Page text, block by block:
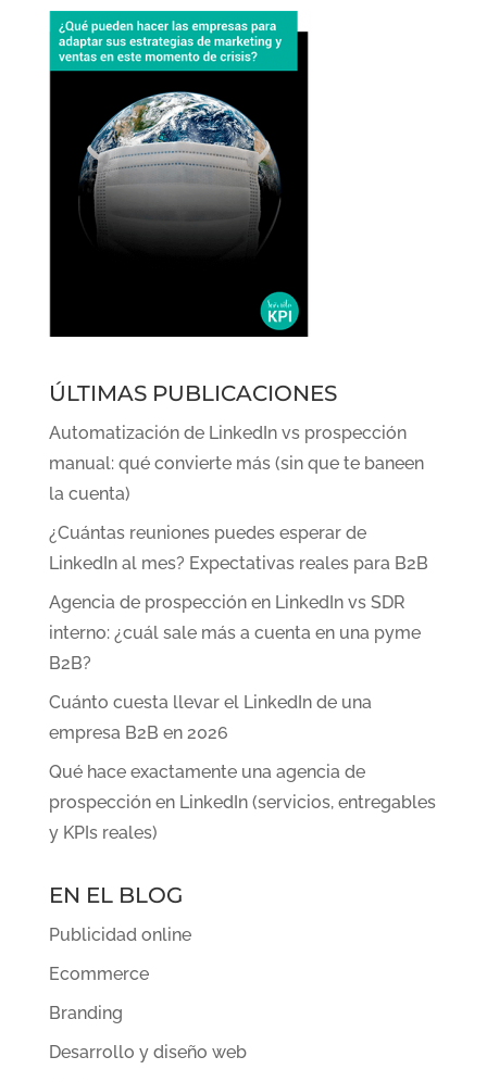
ÚLTIMAS PUBLICACIONES
Automatización de LinkedIn vs prospección
manual: qué convierte más (sin que te baneen
la cuenta)
¿Cuántas reuniones puedes esperar de
LinkedIn al mes? Expectativas reales para B2B
Agencia de prospección en LinkedIn vs SDR
interno: ¿cuál sale más a cuenta en una pyme
B2B?
Cuánto cuesta llevar el LinkedIn de una
empresa B2B en 2026
Qué hace exactamente una agencia de
prospección en LinkedIn (servicios, entregables
y KPIs reales)
EN EL BLOG
Publicidad online
Ecommerce
Branding
Desarrollo y diseño web